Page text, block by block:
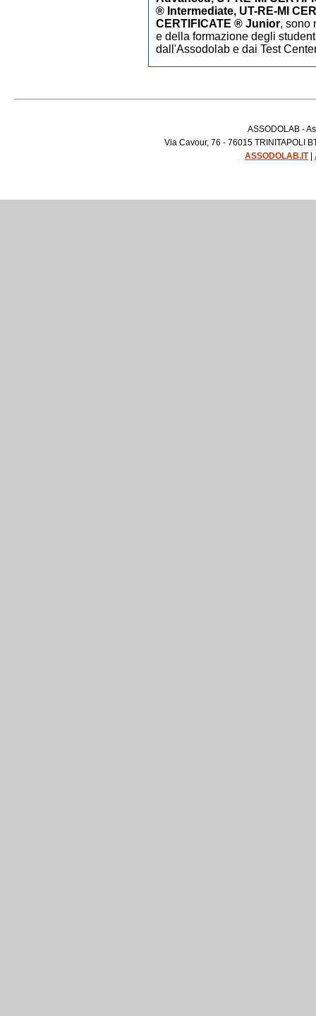
® Intermediate, UT-RE-MI
CERTIFICATE ® Junior, sono
e della formazione degli
dall'Assodolab e dai Test
ASSODOLAB -
Via Cavour, 76 - 76015 TRINITAPOLI
ASSODOLAB.IT|